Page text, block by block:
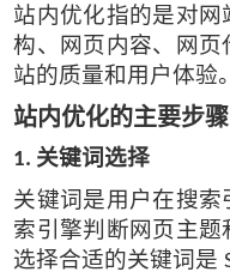
站内优化指的是对
构、网页内容、网页
站的质量和用户体验。
站内优化的主要步骤
1. 关键词选择
关键词是用户在搜
索引擎判断网页主题
选择合适的关键词是